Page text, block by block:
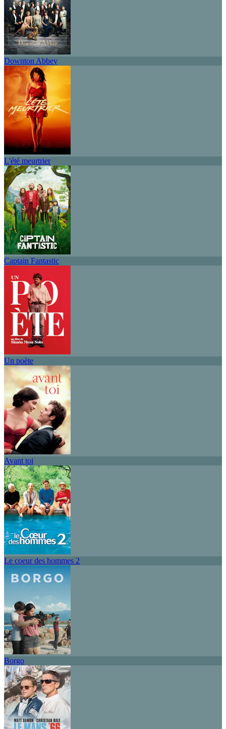
Downton Abbey
L'été meurtrier
Captain Fantastic
Un poète
Avant toi
Le coeur des hommes 2
Borgo